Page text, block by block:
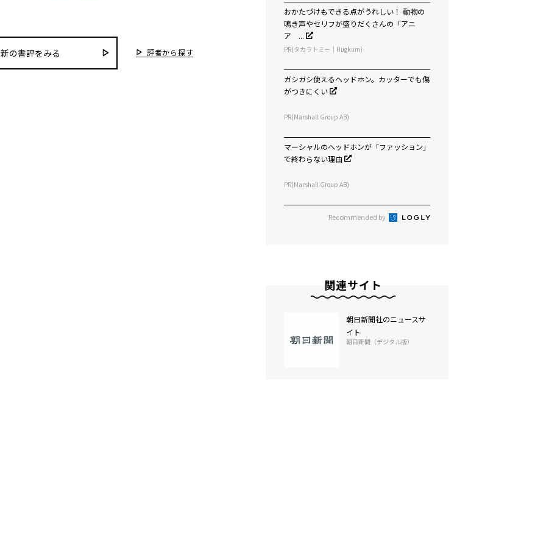
の書評をみる 評者から探す
おかたづけもできる点がうれしい！ 動物の
鳴き声やセリフが盛りだくさんの「アニ
ア ...
PR(タカラトミー｜Hugkum)
ガシガシ使えるヘッドホン。カッターでも傷
がつきにくい
PR(Marshall Group AB)
マーシャルのヘッドホンが「ファッション」
で終わらない理由
PR(Marshall Group AB)
Recommended by
関連サイト
朝日新聞社のニュースサ
イト
朝日新聞（デジタル版）